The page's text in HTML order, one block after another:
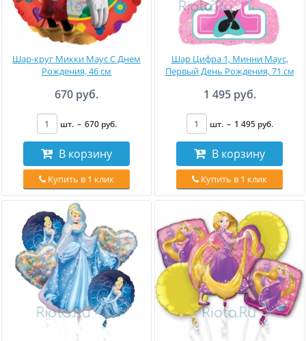
Шар-круг Микки Маус С Днем
Рождения, 46 см
670 руб.
шт. – 670 руб.
В корзину
Купить в 1 клик
Шар Цифра 1, Минни Маус,
Первый День Рождения, 71 см
1 495 руб.
шт. – 1 495 руб.
В корзину
Купить в 1 клик